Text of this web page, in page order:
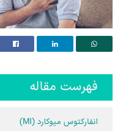
فهرست مقاله
انفارکتوس میوکارد (MI)